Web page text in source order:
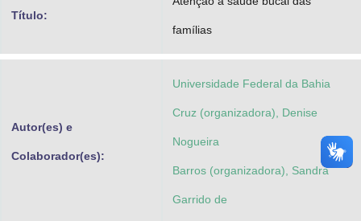
Título:
famílias
Autor(es) e
Colaborador(es):
Universidade Federal da Bahia
Cruz (organizadora), Denise
Nogueira
Barros (organizadora), Sandra
Garrido de